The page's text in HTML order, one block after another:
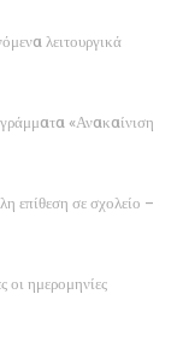
λειτουργικά
«Ανακαίνιση
επίθεση σε σχολείο –
οι ημερομηνίες